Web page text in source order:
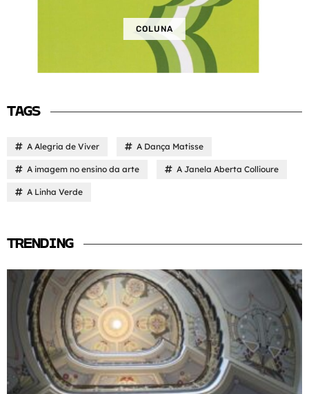
COLUNA
TAGS
A Alegria de Viver A Dança Matisse
A imagem no ensino da arte A Janela Aberta Collioure
A Linha Verde
TRENDING